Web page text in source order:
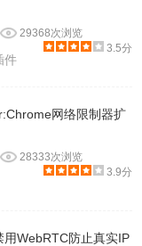
29368次浏览
3.5分
件
网络限制器扩
28333次浏览
3.9分
WebRTC防止真实IP